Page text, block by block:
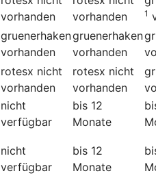
vorhanden
vorhanden
1
gruenerhaken
vorhanden
gruenerhaken
vorhanden
rotesx nicht
vorhanden
rotesx nicht
vorhanden
nicht
verfügbar
bis 12
Monate
nicht
verfügbar
bis 12
Monate